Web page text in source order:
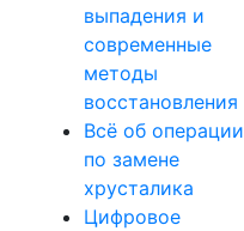
выпадения и
современные
методы
восстановления
Всё об операции
по замене
хрусталика
Цифровое